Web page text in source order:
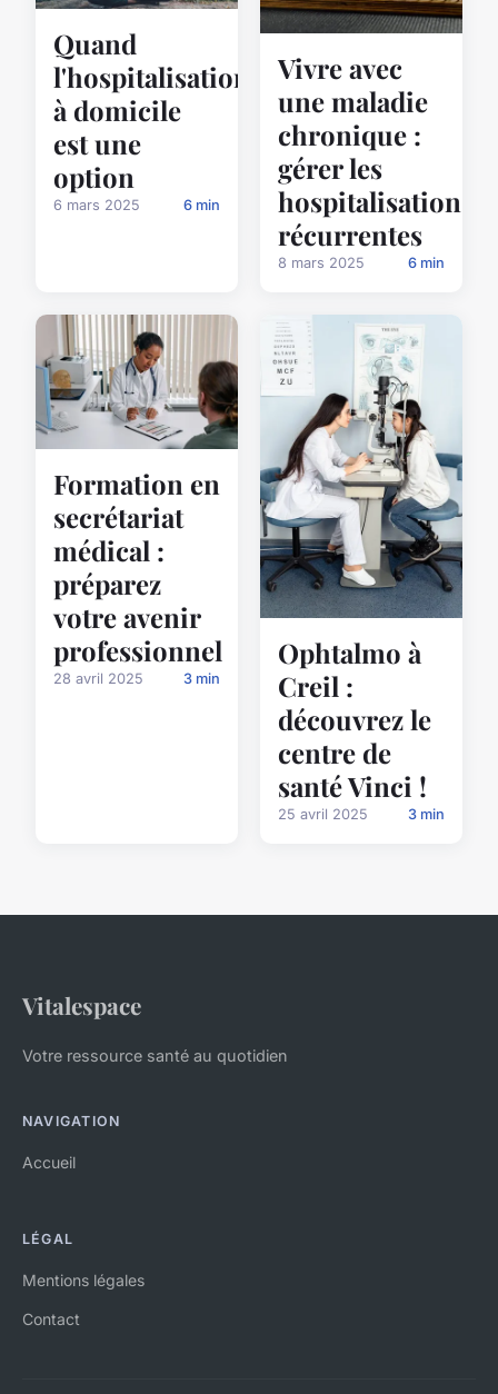
Quand
l'hospitalisation
à domicile
est une
option
6 mars 2025 6 min
Vivre avec
une maladie
chronique :
gérer les
hospitalisations
récurrentes
8 mars 2025 6 min
Formation en
secrétariat
médical :
préparez
votre avenir
professionnel
28 avril 2025 3 min
Ophtalmo à
Creil :
découvrez le
centre de
santé Vinci !
25 avril 2025 3 min
Vitalespace
Votre ressource santé au quotidien
NAVIGATION
Accueil
LÉGAL
Mentions légales
Contact